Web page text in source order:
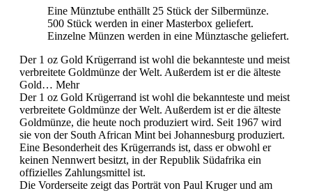
Eine Münztube enthällt 25 Stück der Silbermünze.
500 Stück werden in einer Masterbox geliefert.
Einzelne Münzen werden in eine Münztasche geliefert.
Der 1 oz Gold Krügerrand ist wohl die bekannteste und meist
verbreitete Goldmünze der Welt. Außerdem ist er die älteste
Gold… Mehr
Der 1 oz Gold Krügerrand ist wohl die bekannteste und meist
verbreitete Goldmünze der Welt. Außerdem ist er die älteste
Goldmünze, die heute noch produziert wird. Seit 1967 wird
sie von der South African Mint bei Johannesburg produziert.
Eine Besonderheit des Krügerrands ist, dass er obwohl er
keinen Nennwert besitzt, in der Republik Südafrika ein
offizielles Zahlungsmittel ist.
Die Vorderseite zeigt das Porträt von Paul Kruger und am